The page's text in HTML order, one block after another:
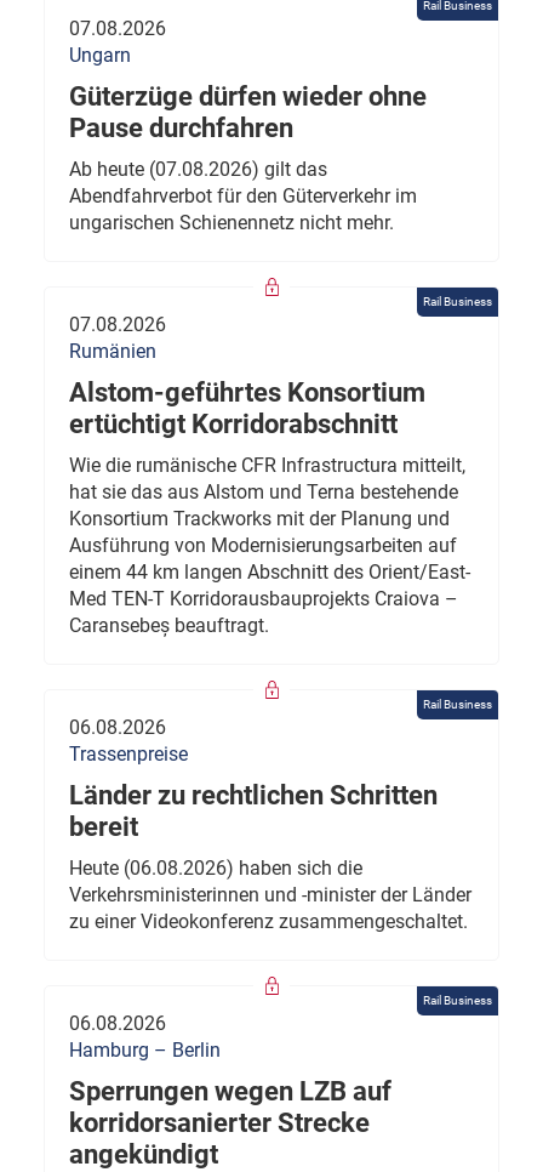
Rail Business
07.08.2026
Ungarn
Güterzüge dürfen wieder ohne
Pause durchfahren
Ab heute (07.08.2026) gilt das
Abendfahrverbot für den Güterverkehr im
ungarischen Schienennetz nicht mehr.
Rail Business
07.08.2026
Rumänien
Alstom-geführtes Konsortium
ertüchtigt Korridorabschnitt
Wie die rumänische CFR Infrastructura mitteilt,
hat sie das aus Alstom und Terna bestehende
Konsortium Trackworks mit der Planung und
Ausführung von Modernisierungsarbeiten auf
einem 44 km langen Abschnitt des Orient/East-
Med TEN-T Korridorausbauprojekts Craiova –
Caransebeș beauftragt.
Rail Business
06.08.2026
Trassenpreise
Länder zu rechtlichen Schritten
bereit
Heute (06.08.2026) haben sich die
Verkehrsministerinnen und -minister der Länder
zu einer Videokonferenz zusammengeschaltet.
Rail Business
06.08.2026
Hamburg – Berlin
Sperrungen wegen LZB auf
korridorsanierter Strecke
angekündigt